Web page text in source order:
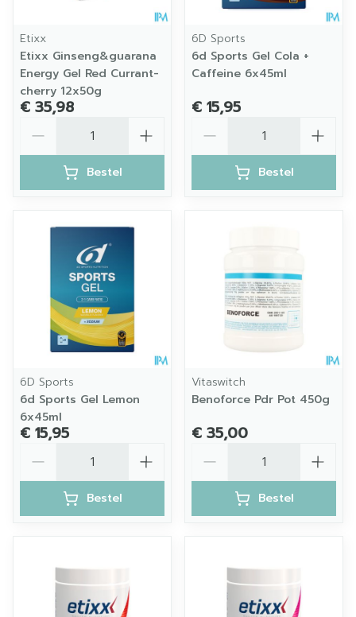
Etixx
Etixx Ginseng&guarana
Energy Gel Red Currant-
cherry 12x50g
€ 35,98
Bestel
6D Sports
6d Sports Gel Cola +
Caffeine 6x45ml
€ 15,95
Bestel
6D Sports
6d Sports Gel Lemon
6x45ml
€ 15,95
Bestel
Vitaswitch
Benoforce Pdr Pot 450g
€ 35,00
Bestel